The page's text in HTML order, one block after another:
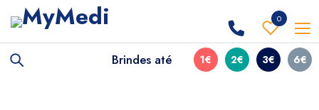
0
Brindes até 1€ 2€ 3€ 6€